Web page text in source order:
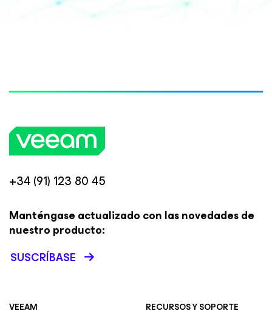
+34 (91) 123 80 45
Manténgase actualizado con las novedades de
nuestro producto:
SUSCRÍBASE
VEEAM
RECURSOS Y SOPORTE